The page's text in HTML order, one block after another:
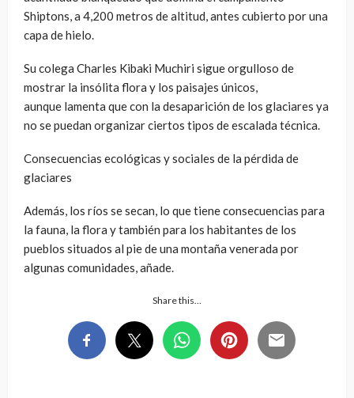
Shiptons, a 4,200 metros de altitud, antes cubierto por una
capa de hielo.
Su colega Charles Kibaki Muchiri sigue orgulloso de
mostrar la insólita flora y los paisajes únicos,
aunque lamenta que con la desaparición de los glaciares ya
no se puedan organizar ciertos tipos de escalada técnica.
Consecuencias ecológicas y sociales de la pérdida de
glaciares
Además, los ríos se secan, lo que tiene consecuencias para
la fauna, la flora y también para los habitantes de los
pueblos situados al pie de una montaña venerada por
algunas comunidades, añade.
Share this…